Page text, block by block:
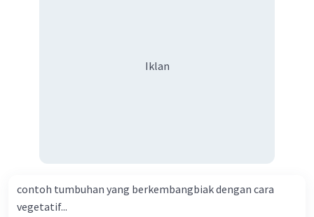
Iklan
contoh tumbuhan yang berkembangbiak dengan cara
vegetatif...